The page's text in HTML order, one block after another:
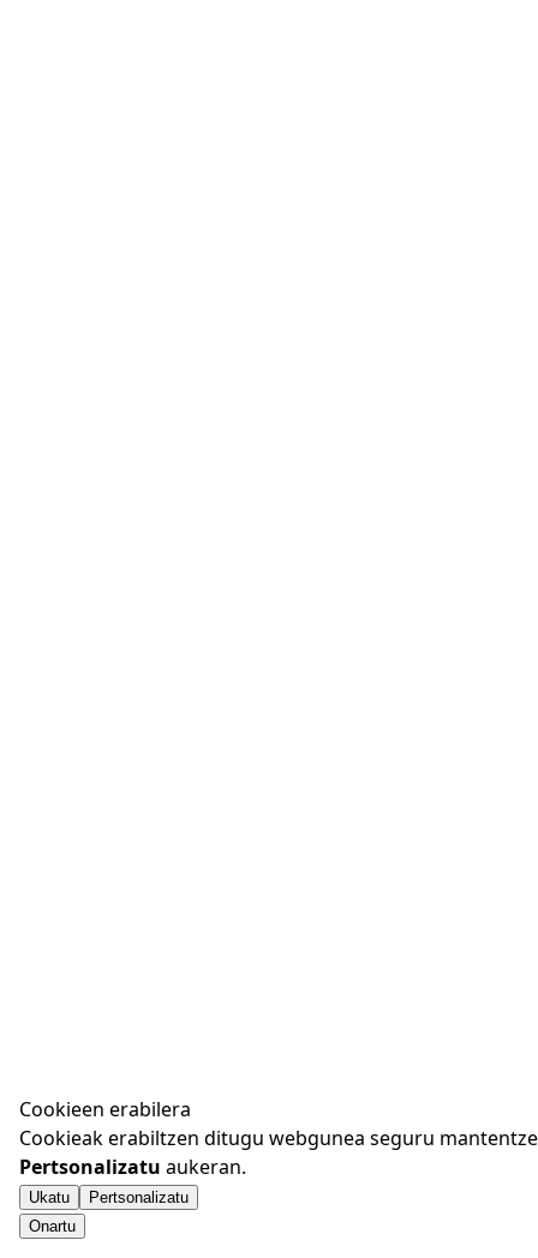
Cookieen erabilera
Cookieak erabiltzen ditugu webgunea seguru
Pertsonalizatu aukeran.
Ukatu
Pertsonalizatu
Onartu